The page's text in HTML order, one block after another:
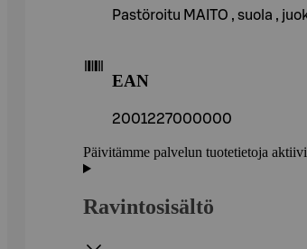
Pastöroitu MAITO , suola ,
EAN
2001227000000
Päivitämme palvelun tuotetietoja
Ravintosisältö